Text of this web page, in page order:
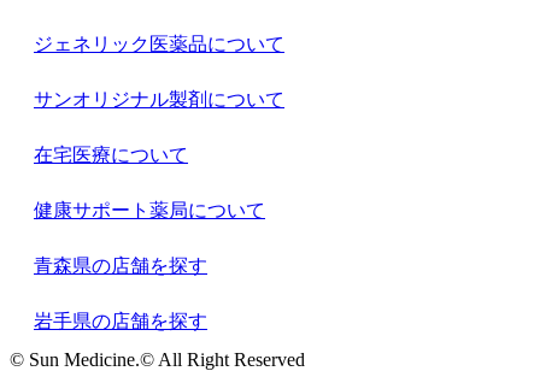
ジェネリック医薬品について
サンオリジナル製剤について
在宅医療について
健康サポート薬局について
青森県の店舗を探す
岩手県の店舗を探す
© Sun Medicine.© All Right Reserved